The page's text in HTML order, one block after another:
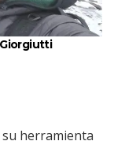
su herramienta